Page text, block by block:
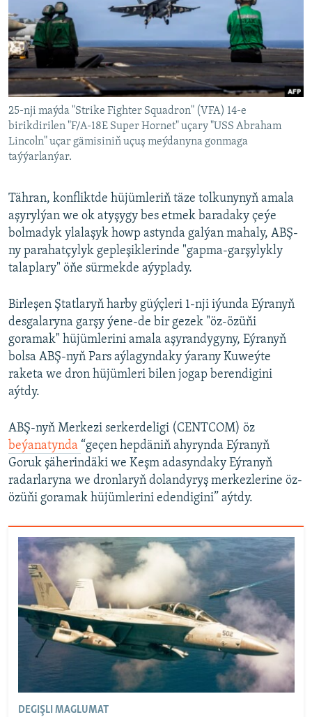
25-nji maýda "Strike Fighter Squadron" (VFA) 14-e
birikdirilen "F/A-18E Super Hornet" uçary "USS Abraham
Lincoln" uçar gämisiniň uçuş meýdanyna gonmaga
taýýarlanýar.
Tähran, konfliktde hüjümleriň täze tolkunynyň amala
aşyrylýan we ok atyşygy bes etmek baradaky çeýe
bolmadyk ylalaşyk howp astynda galýan mahaly, ABŞ-
ny parahatçylyk gepleşiklerinde "gapma-garşylykly
talaplary" öňe sürmekde aýyplady.
Birleşen Ştatlaryň harby güýçleri 1-nji iýunda Eýranyň
desgalaryna garşy ýene-de bir gezek "öz-özüňi
goramak" hüjümlerini amala aşyrandygyny, Eýranyň
bolsa ABŞ-nyň Pars aýlagyndaky ýarany Kuweýte
raketa we dron hüjümleri bilen jogap berendigini
aýtdy.
ABŞ-nyň Merkezi serkerdeligi (CENTCOM) öz
beýanatynda “geçen hepdäniň ahyrynda Eýranyň
Goruk şäherindäki we Keşm adasyndaky Eýranyň
radarlaryna we dronlaryň dolandyryş merkezlerine öz-
özüňi goramak hüjümlerini edendigini” aýtdy.
DEGIŞLI MAGLUMAT